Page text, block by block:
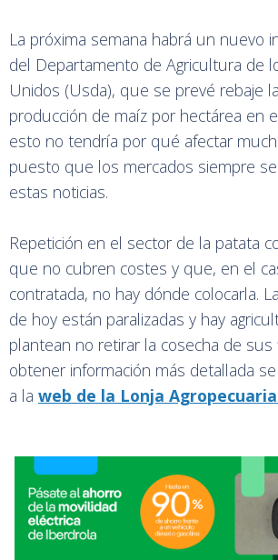
La próxima semana habrá un nuevo
del Departamento de Agricultura de
Unidos (Usda), que se prevé rebaje
producción de maíz por hectárea en
esto no tendría por qué afectar
puesto que los mercados siempre
estas noticias.
Repetición en el sector de la patata
que no cubren costes y que, en el
contratada, no hay dónde colocarla.
de hoy están paralizadas y hay
plantean no retirar la cosecha de sus
obtener información más detallada
a la web de la Lonja